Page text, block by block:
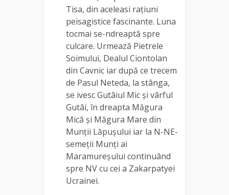
Tisa, din aceleasi rațiuni
peisagistice fascinante. Luna
tocmai se-ndreaptă spre
culcare. Urmează Pietrele
Soimului, Dealul Ciontolan
din Cavnic iar după ce trecem
de Pasul Neteda, la stânga,
se ivesc Gutâiul Mic și vârful
Gutâi, în dreapta Măgura
Mică și Măgura Mare din
Munții Lăpușului iar la N-NE-
semeții Munți ai
Maramureșului continuând
spre NV cu cei a Zakarpatyei
Ucrainei.